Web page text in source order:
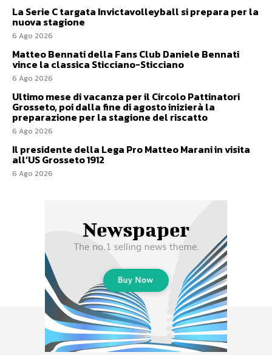
La Serie C targata Invictavolleyball si prepara per la
nuova stagione
6 Ago 2026
Matteo Bennati della Fans Club Daniele Bennati
vince la classica Sticciano-Sticciano
6 Ago 2026
Ultimo mese di vacanza per il Circolo Pattinatori
Grosseto, poi dalla fine di agosto inizierà la
preparazione per la stagione del riscatto
6 Ago 2026
Il presidente della Lega Pro Matteo Marani in visita
all’US Grosseto 1912
6 Ago 2026